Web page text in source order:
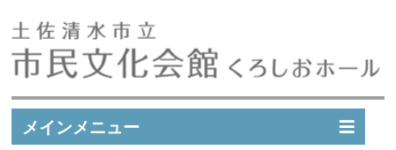
メインメニュー